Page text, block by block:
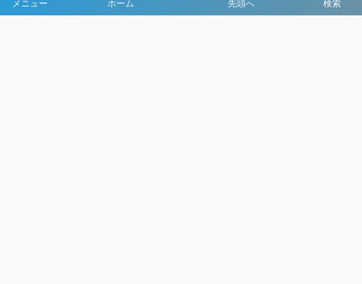
メニュー 検索
ホーム 先頭へ